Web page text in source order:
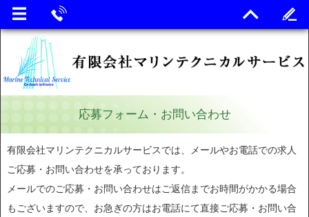
応募フォーム・お問い合わせ
有限会社マリンテクニカルサービスでは、メールやお電話での求人
ご応募・お問い合わせを承っております。
メールでのご応募・お問い合わせはご返信までお時間がかかる場合
もございますので、お急ぎの方はお電話にて直接ご応募・お問い合